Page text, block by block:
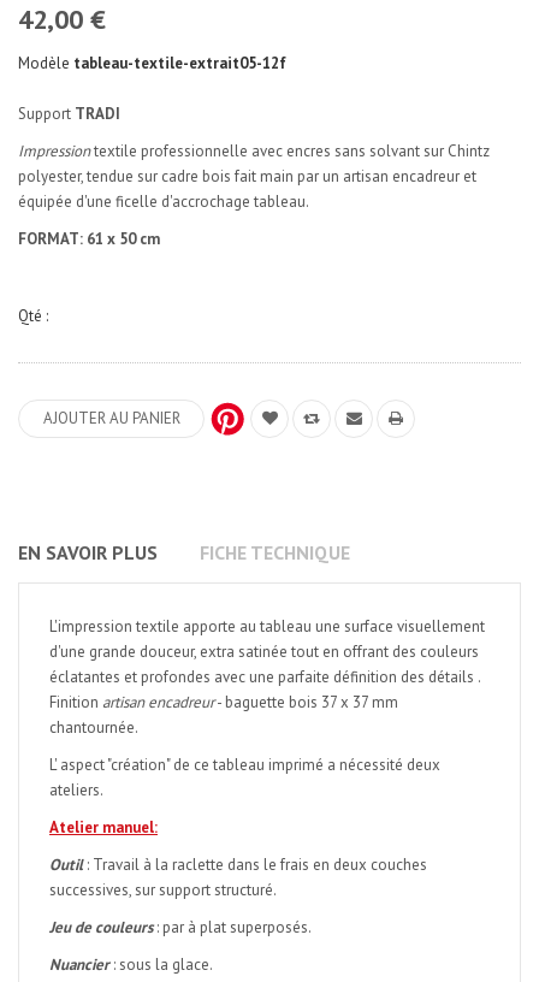
42,00 €
Modèle tableau-textile-extrait05-12f
Support TRADI
Impressiontextile professionnelle avec encres sans solvant sur Chintz
polyester, tendue sur cadre bois fait main par un artisan encadreur et
équipée d'une ficelle d'accrochage tableau.
FORMAT: 61 x 50 cm
Qté :
AJOUTER AU PANIER
EN SAVOIR PLUS FICHE TECHNIQUE
L'impression textile apporte au tableau une surface visuellement
d'une grande douceur, extra satinée tout en offrant des couleurs
éclatantes et profondes avec une parfaite définition des détails .
Finition artisan encadreur- baguette bois 37 x 37 mm
chantournée.
L' aspect "création" de ce tableau imprimé a nécessité deux
ateliers.
Atelier manuel:
Outil : Travail à la raclette dans le frais en deux couches
successives, sur support structuré.
Jeu de couleurs : par à plat superposés.
Nuancier : sous la glace.